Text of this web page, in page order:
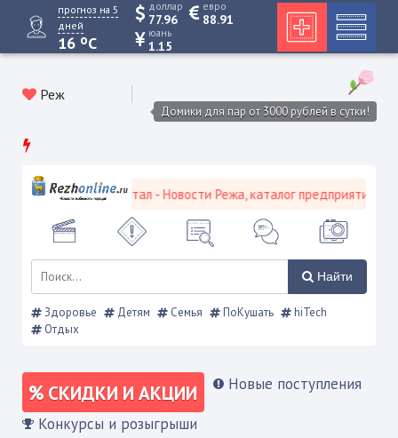
прогноз на 5
дней
16 oC
доллар
77.96
евро
88.91
юань
1.15
Реж
Домики для пар от 3000 рублей в сутки!
городской портал - Новости Режа, каталог предприятий,
Найти
Здоровье Детям Семья ПоКушать
hiTech
Отдых
СКИДКИ И АКЦИИ Новые поступления
Конкурсы и розыгрыши